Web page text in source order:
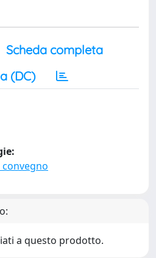
Scheda completa
(DC)
a questo prodotto.